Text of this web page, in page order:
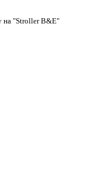
на "Stroller B&E"